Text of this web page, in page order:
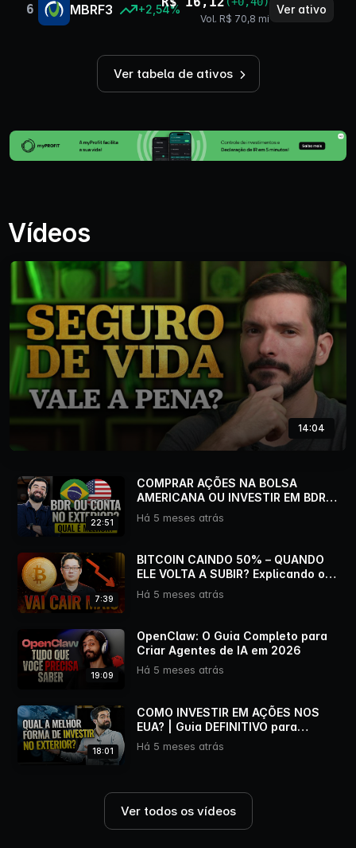
6 MBRF3 +2,54%
Vol. R$ 70,8 mi
Ver ativo
Ver tabela de ativos
Vídeos
14:04
22:51
COMPRAR AÇÕES NA BOLSA
AMERICANA OU INVESTIR EM BDRs?
(Minha opinião sincera)
Há 5 meses atrás
7:39
BITCOIN CAINDO 50% – QUANDO
ELE VOLTA A SUBIR? Explicando o
CICLO DO BTC
Há 5 meses atrás
19:09
OpenClaw: O Guia Completo para
Criar Agentes de IA em 2026
Há 5 meses atrás
18:01
COMO INVESTIR EM AÇÕES NOS
EUA? | Guia DEFINITIVO para
Brasileiros
Há 5 meses atrás
Ver todos os vídeos